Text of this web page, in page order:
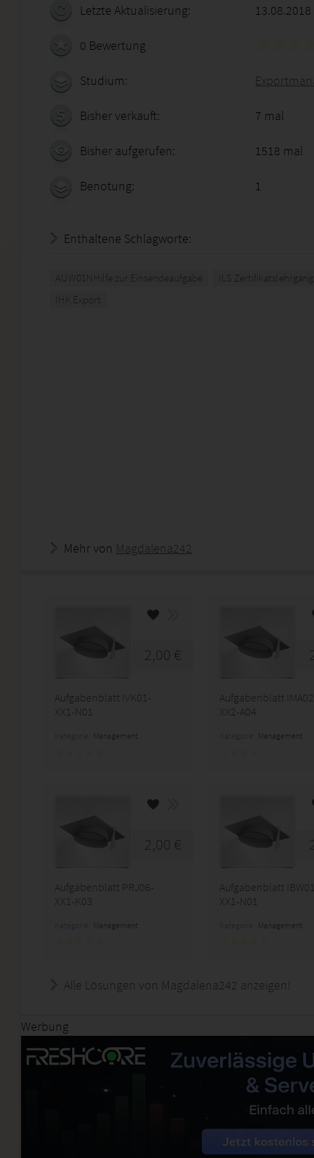
Letzte Aktualisierung: 13.08.2018
0 Bewertung
Studium:
Bisher verkauft: 7 mal
Bisher aufgerufen: 1518 mal
Benotung: 1
Enthaltene Schlagworte:
AUW01NHilfe zur Einsendeaufgabe
ILS Zertifikatslehrgang
IHK Export
Mehr von Magdalena242
2,00 €
Aufgabenblatt IVK01-
XX1-N01
Management
Aufgabenblatt
XX2-A04
Management
2,00 €
Aufgabenblatt PRJ06-
XX1-K03
Management
Aufgabenblatt
XX1-N01
Management
Alle Lösungen von Magdalena242 anzeigen!
Werbung